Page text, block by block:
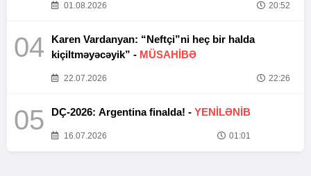
01.08.2026 20:52
04
Karen Vardanyan: “Neftçi”ni heç bir halda
kiçiltməyəcəyik” - MÜSAHİBƏ
22.07.2026 22:26
05 DÇ-2026: Argentina finalda! - YENİLƏNİB
16.07.2026 01:01